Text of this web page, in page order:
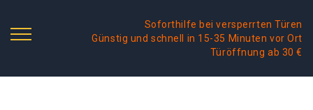
Soforthilfe bei versperrten Türen
Günstig und schnell in 15-35 Minuten vor Ort
Türöffnung ab 30 €